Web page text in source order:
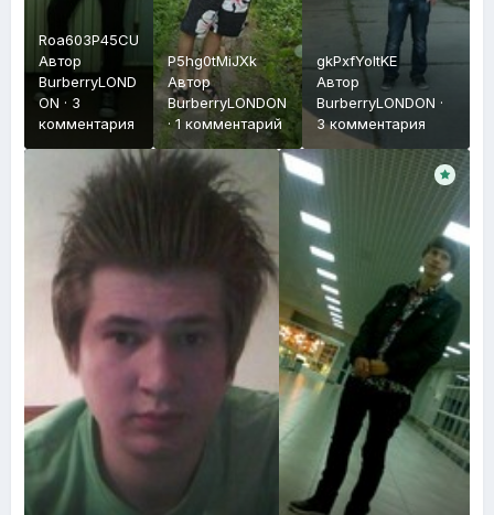
Roa603P45CU
Автор
BurberryLOND
ON · 3
комментария
P5hg0tMiJXk
Автор
BurberryLONDON
· 1 комментарий
gkPxfYoItKE
Автор
BurberryLONDON ·
3 комментария